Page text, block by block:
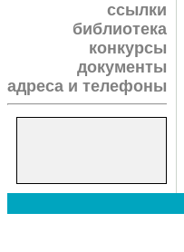
ссылки
библиотека
конкурсы
документы
адреса и телефоны